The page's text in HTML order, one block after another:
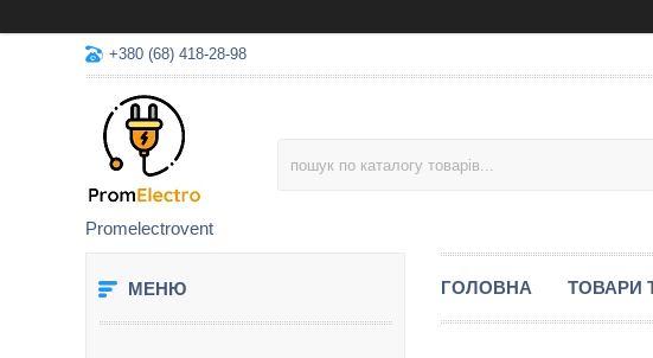
+380 (68) 418-28-98
Promelectrovent
ГОЛОВНА ТОВАРИ